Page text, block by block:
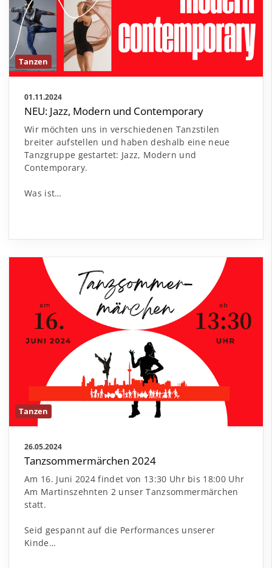
Tanzen
01.11.2024
NEU: Jazz, Modern und Contemporary
Wir möchten uns in verschiedenen Tanzstilen
breiter aufstellen und haben deshalb eine neue
Tanzgruppe gestartet: Jazz, Modern und
Contemporary.
Was ist…
Tanzen
26.05.2024
Tanzsommermärchen 2024
Am 16. Juni 2024 findet von 13:30 Uhr bis 18:00 Uhr
Am Martinszehnten 2 unser Tanzsommermärchen
statt.
Seid gespannt auf die Performances unserer
Kinde…